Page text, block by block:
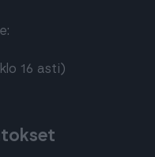
16 asti)